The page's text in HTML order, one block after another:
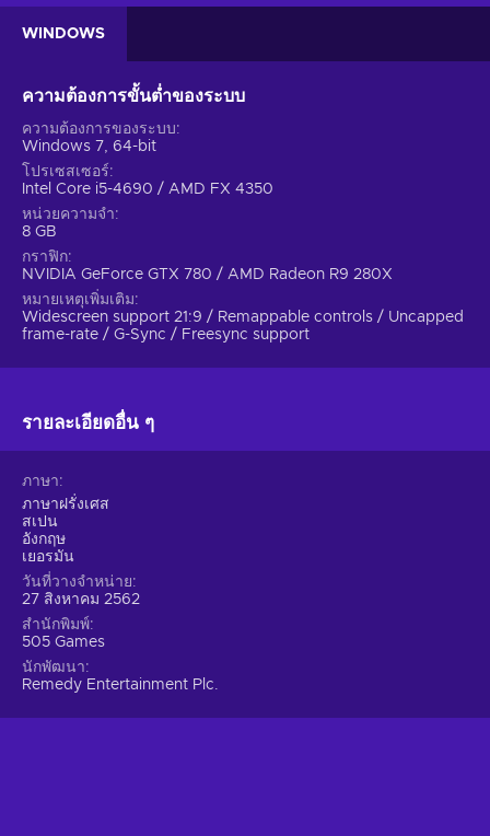
only the goal of Control but also the cornerstone of the game
system itself. Unlock new abilities, modify how and where
upon the foundation that Quantum Break laid, enriching the
world with intractable objects, giving the player an
opportunity to utilize Jesse Faden's environment as both a
weapon and defence against the invader.
Never Alone
Buy Control key and immerse yourself in a desperate fight
for survival from the very moment the Pre-order will launch
online. However, just because the game is meant to be a solo
experience, does not mean you will be left alone. The friendly
neighbourhood allies will always be there to offer a helping
hand.
Travel deeper to the depths of the world in Expeditions
mode, try out your hand at solving puzzles and overcome
its newest director, so strap on sturdy boots, grab the trusty
sidearm and engage in the battle of wills with an entity from
beyond.
WINDOWS
ความต้องการขั้นต่ำของระบบ
ความต้องการของระบบ
Windows 7, 64-bit
โปรเซสเซอร์
Intel Core i5-4690 / AMD FX 4350
หน่วยความจำ
8 GB
กราฟิก
NVIDIA GeForce GTX 780 / AMD Radeon R9 280X
หมายเหตุเพิ่มเติม
Widescreen support 21:9 / Remappable controls / Uncapped
frame-rate / G-Sync / Freesync support
รายละเอียดอื่น ๆ
ภาษา
ภาษาฝรั่งเศส
สเปน
อังกฤษ
เยอรมัน
วันที่วางจำหน่าย
27 สิงหาคม 2562
สำนักพิมพ์
505 Games
นักพัฒนา
Remedy Entertainment Plc.